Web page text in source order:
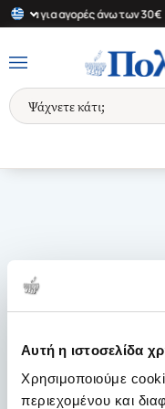
Αυτή η ιστοσελίδα
Χρησιμοποιούμε
περιεχομένου και
για αγορές άνω των 30€